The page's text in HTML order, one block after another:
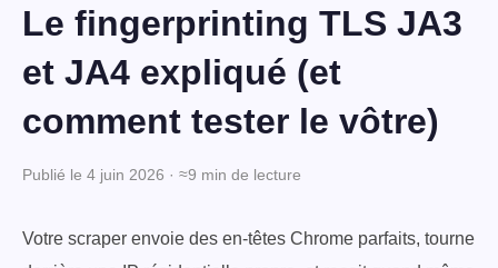
Le fingerprinting TLS JA3
et JA4 expliqué (et
comment tester le vôtre)
Publié le 4 juin 2026 · ≈9 min de lecture
Votre scraper envoie des en-têtes Chrome parfaits, tourne